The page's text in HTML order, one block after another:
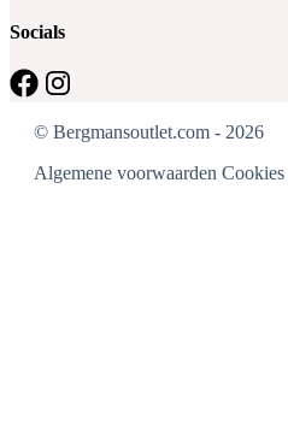
Socials
© Bergmansoutlet.com - 2026
Algemene voorwaarden Cookies